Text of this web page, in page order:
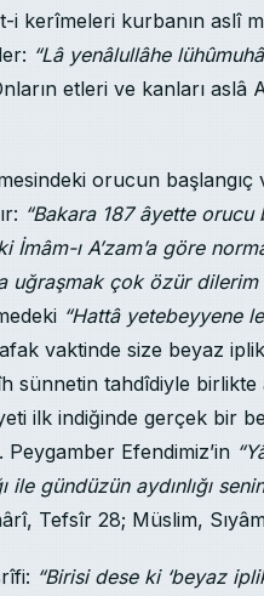
i kerîmeleri kurbanın aslî
“Lâ yenâlullâhe
etleri ve kanları aslâ
orucun
“Bakara 187 âyette orucu
İmâm-ı A’zam’a göre
uğraşmak çok özür dilerim
“Hattâ yetebeyyene
vaktinde size beyaz
sünnetin tahdîdiyle birlikte
ilk indiğinde gerçek bir
Peygamber Efendimiz’in
gündüzün aydınlığı senin
Tefsîr 28; Müslim,
“Birisi dese ki ‘beyaz